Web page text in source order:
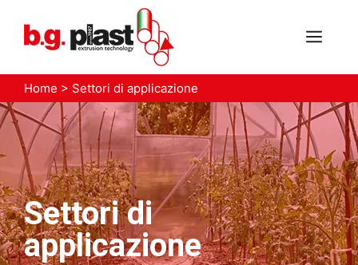
contenuto
Home > Settori di applicazione
Settori di
applicazione